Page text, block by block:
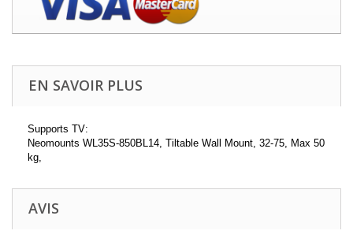
EN SAVOIR PLUS
Supports TV:
Neomounts WL35S-850BL14, Tiltable Wall Mount, 32-75, Max 50
kg,
AVIS